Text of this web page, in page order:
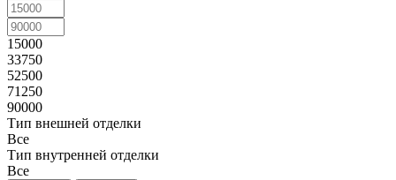
15000
33750
52500
71250
90000
Тип внешней отделки
Все
Тип внутренней отделки
Все